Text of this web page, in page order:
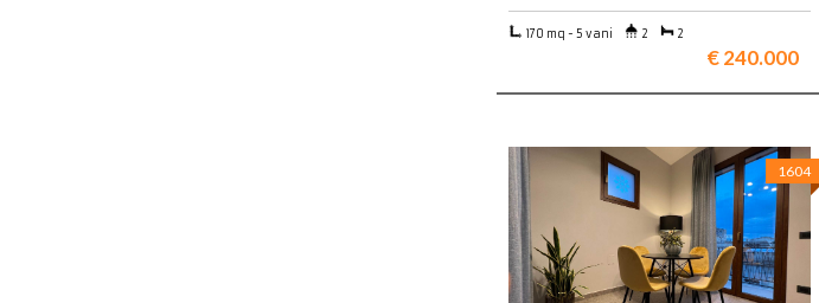
170 mq - 5 vani 2 2
€ 240.000
1604